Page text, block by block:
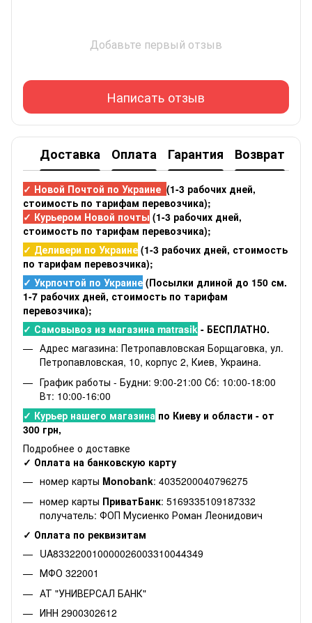
Добавьте первый отзыв
Написать отзыв
Доставка Оплата Гарантия Возврат
✓ Новой Почтой по Украине (1-3 рабочих дней,
стоимость по тарифам перевозчика);
✓ Курьером Новой почты (1-3 рабочих дней,
стоимость по тарифам перевозчика);
✓ Деливери по Украине (1-3 рабочих дней, стоимость
по тарифам перевозчика);
✓ Укрпочтой по Украине (Посылки длиной до 150 см.
1-7 рабочих дней, стоимость по тарифам
перевозчика);
✓ Самовывоз из магазина matrasik - БЕСПЛАТНО.
Адрес магазина: Петропавловская Борщаговка, ул.
Петропавловская, 10, корпус 2, Киев, Украина.
График работы - Будни: 9:00-21:00 Сб: 10:00-18:00
Вт: 10:00-16:00
✓ Курьер нашего магазина по Киеву и области - от
300 грн,
Подробнее о доставке
✓ Оплата на банковскую карту
номер карты Monobank: 4035200040796275
номер карты ПриватБанк: 5169335109187332
получатель: ФОП Мусиенко Роман Леонидович
✓ Оплата по реквизитам
UA833220010000026003310044349
МФО 322001
АТ "УНИВЕРСАЛ БАНК"
ИНН 2900302612